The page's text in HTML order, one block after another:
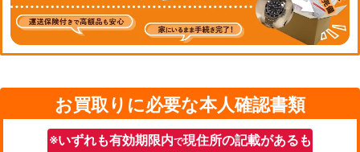
お買取りに必要な本人確認書類
※いずれも有効期限内で現住所の記載があるも